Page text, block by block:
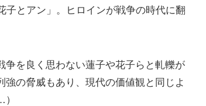
子とアン」。ヒロインが戦争の時代に翻
争を良く思わない蓮子や花子らと軋轢が
の脅威もあり、現代の価値観と同じよ